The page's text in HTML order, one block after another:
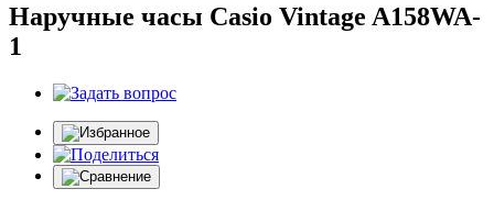
Наручные часы Casio Vintage A158WA-
1